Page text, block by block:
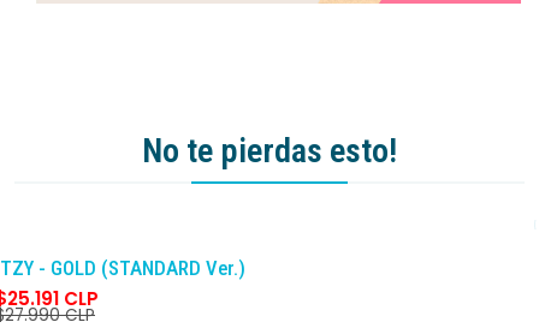
No te pierdas esto!
- GOLD (STANDARD Ver.)
CLP
CLP